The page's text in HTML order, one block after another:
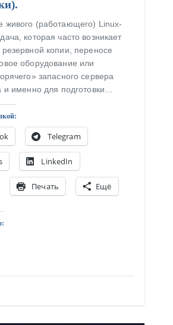
живого (работающего) Linux-
которая часто возникает
копии, переносе
оборудование или
запасного сервера
и именно для подготовки…
Telegram
LinkedIn
Печать Ещё